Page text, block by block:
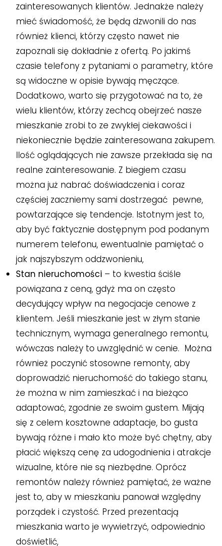
zainteresowanych klientów. Jednakże należy
mieć świadomość, że będą dzwonili do nas
również klienci, którzy często nawet nie
zapoznali się dokładnie z ofertą. Po jakimś
czasie telefony z pytaniami o parametry, które
są widoczne w opisie bywają męczące.
Dodatkowo, warto się przygotować na to, że
wielu klientów, którzy zechcą obejrzeć nasze
mieszkanie zrobi to ze zwykłej ciekawości i
niekoniecznie będzie zainteresowana zakupem.
Ilość oglądających nie zawsze przekłada się na
realne zainteresowanie. Z biegiem czasu
można już nabrać doświadczenia i coraz
częściej zaczniemy sami dostrzegać pewne,
powtarzające się tendencje. Istotnym jest to,
aby być faktycznie dostępnym pod podanym
numerem telefonu, ewentualnie pamiętać o
jak najszybszym oddzwonieniu,
Stan nieruchomości – to kwestia ściśle
powiązana z ceną, gdyż ma on często
decydujący wpływ na negocjacje cenowe z
klientem. Jeśli mieszkanie jest w złym stanie
technicznym, wymaga generalnego remontu,
wówczas należy to uwzględnić w cenie. Można
również poczynić stosowne remonty, aby
doprowadzić nieruchomość do takiego stanu,
że można w nim zamieszkać i na bieżąco
adaptować, zgodnie ze swoim gustem. Mijają
się z celem kosztowne adaptacje, bo gusta
bywają różne i mało kto może być chętny, aby
płacić większą cenę za udogodnienia i atrakcje
wizualne, które nie są niezbędne. Oprócz
remontów należy również pamiętać, że ważne
jest to, aby w mieszkaniu panował względny
porządek i czystość. Przed prezentacją
mieszkania warto je wywietrzyć, odpowiednio
doświetlić,